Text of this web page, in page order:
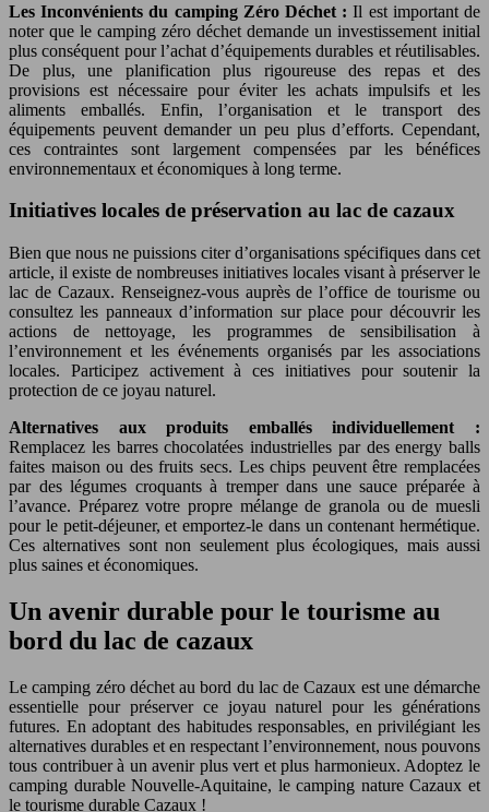
Les Inconvénients du camping Zéro Déchet :Il est important de
noter que le camping zéro déchet demande un investissement initial
plus conséquent pour l’achat d’équipements durables et réutilisables.
De plus, une planification plus rigoureuse des repas et des
provisions est nécessaire pour éviter les achats impulsifs et les
aliments emballés. Enfin, l’organisation et le transport des
équipements peuvent demander un peu plus d’efforts. Cependant,
ces contraintes sont largement compensées par les bénéfices
environnementaux et économiques à long terme.
Initiatives locales de préservation au lac de cazaux
Bien que nous ne puissions citer d’organisations spécifiques dans cet
article, il existe de nombreuses initiatives locales visant à préserver le
lac de Cazaux. Renseignez-vous auprès de l’office de tourisme ou
consultez les panneaux d’information sur place pour découvrir les
actions de nettoyage, les programmes de sensibilisation à
l’environnement et les événements organisés par les associations
locales. Participez activement à ces initiatives pour soutenir la
protection de ce joyau naturel.
Alternatives aux produits emballés individuellement :
Remplacez les barres chocolatées industrielles par des energy balls
faites maison ou des fruits secs. Les chips peuvent être remplacées
par des légumes croquants à tremper dans une sauce préparée à
l’avance. Préparez votre propre mélange de granola ou de muesli
pour le petit-déjeuner, et emportez-le dans un contenant hermétique.
Ces alternatives sont non seulement plus écologiques, mais aussi
plus saines et économiques.
Un avenir durable pour le tourisme au
bord du lac de cazaux
Le camping zéro déchet au bord du lac de Cazaux est une démarche
essentielle pour préserver ce joyau naturel pour les générations
futures. En adoptant des habitudes responsables, en privilégiant les
alternatives durables et en respectant l’environnement, nous pouvons
tous contribuer à un avenir plus vert et plus harmonieux. Adoptez le
camping durable Nouvelle-Aquitaine, le camping nature Cazaux et
le tourisme durable Cazaux !